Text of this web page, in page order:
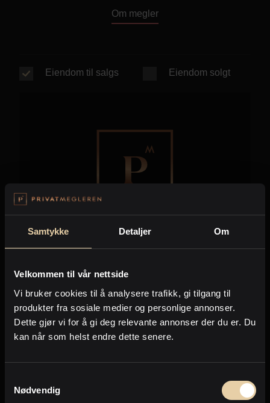
Samtykke Detaljer Om
Velkommen til vår nettside
Vi bruker cookies til å analysere trafikk, gi tilgang til
produkter fra sosiale medier og personlige annonser.
Dette gjør vi for å gi deg relevante annonser der du er. Du
kan når som helst endre dette senere.
Nødvendig
Om megler
Eiendom til salgs Eiendom solgt
Rogaland
Kon-Tikivegen 19
Enebolig -208m2
5.900.000,-